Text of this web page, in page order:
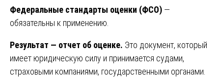
Федеральные стандарты оценки (ФСО) —
обязательны к применению.
Результат — отчет об оценке. Это документ, который
имеет юридическую силу и принимается судами,
страховыми компаниями, государственными органами.